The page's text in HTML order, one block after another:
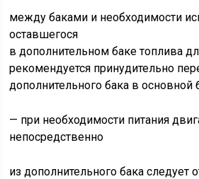
между баками и необходимости
оставшегося
в дополнительном баке топлива
рекомендуется принудительно
дополнительного бака в основной
— при необходимости питания
непосредственно
из дополнительного бака следует